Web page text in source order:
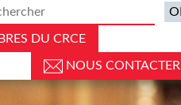
DU CRCE
NOUS CONTACTER